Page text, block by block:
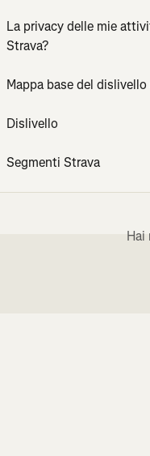
La privacy delle mie
Strava?
Mappa base del
Dislivello
Segmenti Strava
Hai